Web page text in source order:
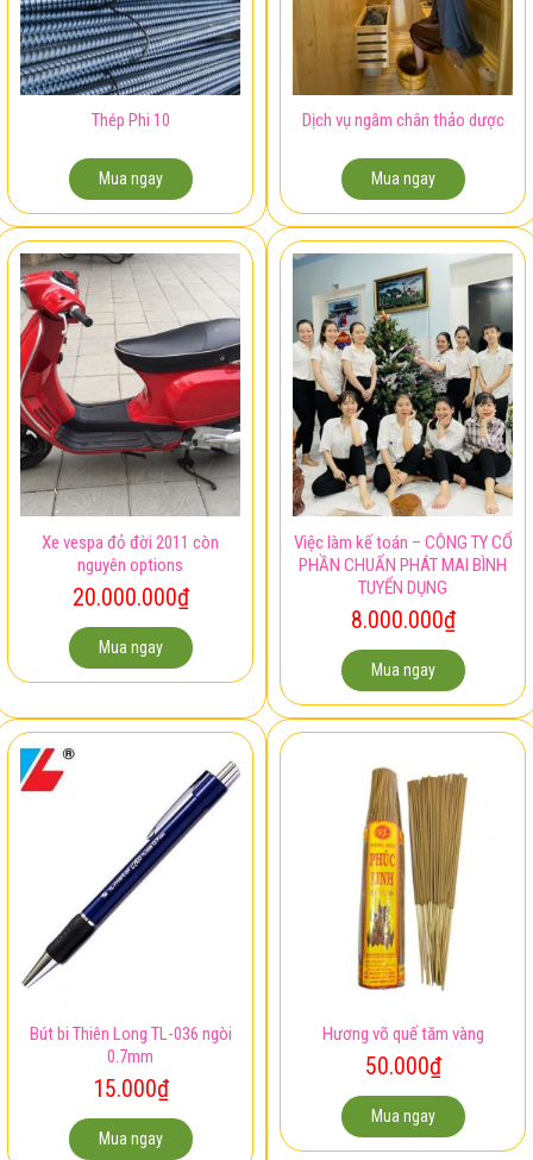
Thép Phi 10
Mua ngay
Dịch vụ ngâm chân thảo dược
Mua ngay
Xe vespa đỏ đời 2011 còn
nguyên options
20.000.000₫
Mua ngay
Việc làm kế toán – CÔNG TY CỔ
PHẦN CHUẨN PHÁT MAI BÌNH
TUYỂN DỤNG
8.000.000₫
Mua ngay
Bút bi Thiên Long TL-036 ngòi
0.7mm
15.000₫
Mua ngay
Hương võ quế tăm vàng
50.000₫
Mua ngay